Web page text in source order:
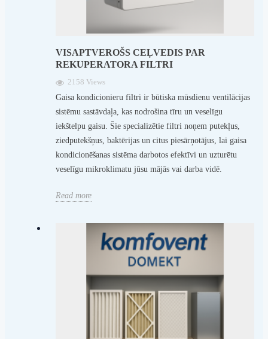
VISAPTVEROŠS CEĻVEDIS PAR
REKUPERATORA FILTRI
2158 Views
Gaisa kondicionieru filtri ir būtiska mūsdienu ventilācijas
sistēmu sastāvdaļa, kas nodrošina tīru un veselīgu
iekštelpu gaisu. Šie specializētie filtri noņem putekļus,
ziedputekšņus, baktērijas un citus piesārņotājus, lai gaisa
kondicionēšanas sistēma darbotos efektīvi un uzturētu
veselīgu mikroklimatu jūsu mājās vai darba vidē.
Read more